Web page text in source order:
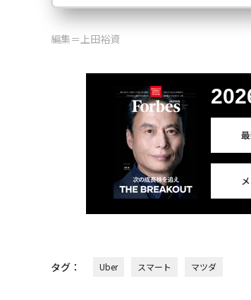
編集＝上田裕資
タグ： Uber スマート マツダ